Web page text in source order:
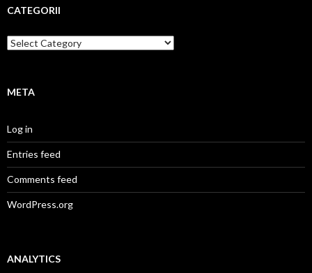
CATEGORII
Categorii
META
Log in
Entries feed
Comments feed
WordPress.org
ANALYTICS